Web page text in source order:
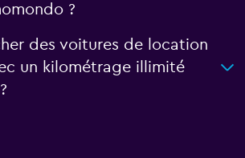
?
des voitures de location
un kilométrage illimité